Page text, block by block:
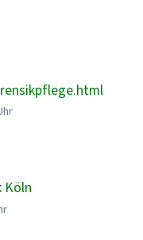
Köln